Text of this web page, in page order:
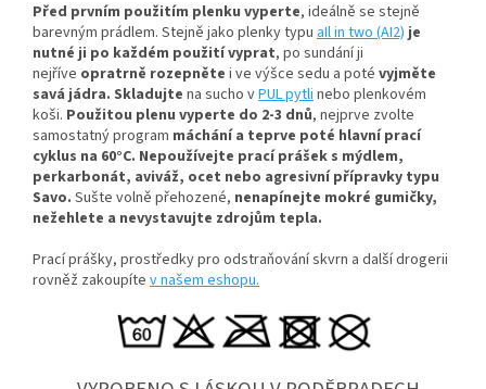
Před prvním použitím plenku vyperte, ideálně se stejně
barevným prádlem. Stejně jako plenky typu aIl in two (AI2) je
nutné ji po každém použití vyprat, po sundání ji
nejříve opratrně rozepněte i ve výšce sedu a poté vyjměte
savá jádra. Skladujte na sucho vPUL pytlinebo plenkovém
koši. Použitou plenu vyperte do 2-3 dnů, nejprve zvolte
samostatný program máchání a teprve poté hlavní prací
cyklus na 60°C. Nepoužívejte prací prášek s mýdlem,
perkarbonát, aviváž, ocet nebo agresivní přípravky typu
Savo. Sušte volně přehozené, nenapínejte mokré gumičky,
nežehlete a nevystavujte zdrojům tepla.
Prací prášky, prostředky pro odstraňování skvrn a další drogerii
rovněž zakoupíte v našem eshopu.